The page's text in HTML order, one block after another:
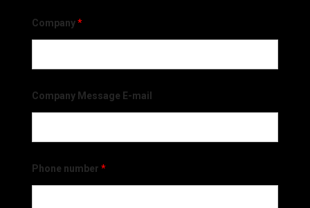
Company*
Company Message E-mail
Phone number *